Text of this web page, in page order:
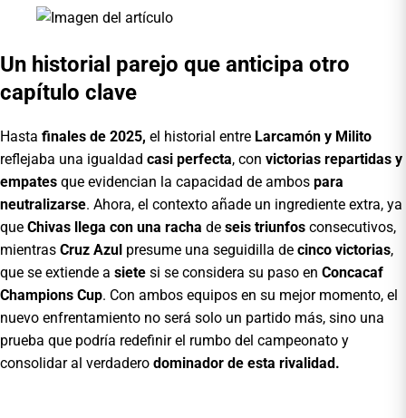
Un historial parejo que anticipa otro
capítulo clave
Hasta finales de 2025, el historial entre Larcamón y Milito
reflejaba una igualdad casi perfecta, con victorias repartidas y
empates que evidencian la capacidad de ambos para
neutralizarse. Ahora, el contexto añade un ingrediente extra, ya
que Chivas llega con una racha de seis triunfos consecutivos,
mientras Cruz Azul presume una seguidilla de cinco victorias,
que se extiende a siete si se considera su paso en Concacaf
Champions Cup. Con ambos equipos en su mejor momento, el
nuevo enfrentamiento no será solo un partido más, sino una
prueba que podría redefinir el rumbo del campeonato y
consolidar al verdadero dominador de esta rivalidad.